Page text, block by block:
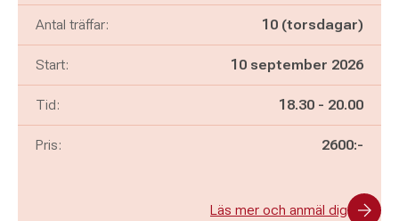
Antal träffar: 10 (torsdagar)
Start: 10 september 2026
Tid: Pågår mellan
18.30 - och
20.00
Pris: 2600:-
Läs mer och anmäl dig